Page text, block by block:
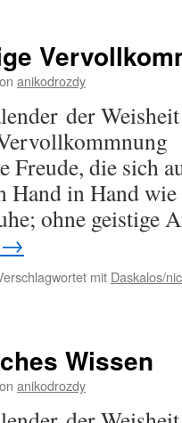
Der
anikodrozdy
der
Freude, die sich
Hand in Hand
ohne geistige
→
mit Daskalos/
Wissen
anikodrozdy